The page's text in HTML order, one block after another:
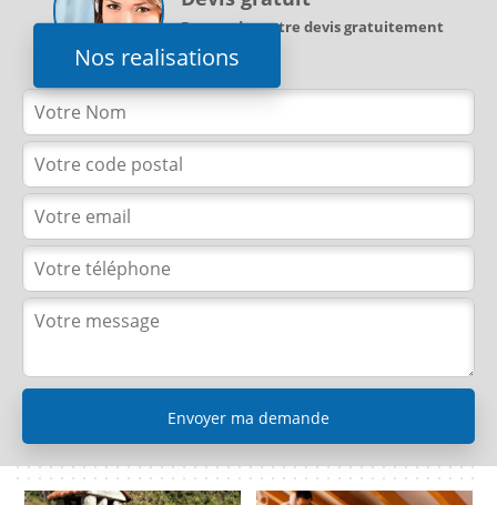
Nos realisations
Demandez votre devis gratuitement